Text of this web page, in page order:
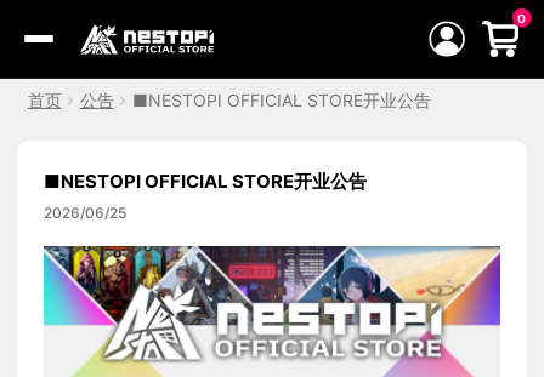
内
Menu
0
首页 公告 ■NESTOPI OFFICIAL STORE开业公告
■NESTOPI OFFICIAL STORE开业公告
2026/06/25